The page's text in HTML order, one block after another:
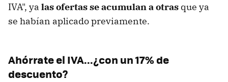
IVA", ya las ofertas se acumulan a otras que ya
se habían aplicado previamente.
Ahórrate el IVA...¿con un 17% de
descuento?